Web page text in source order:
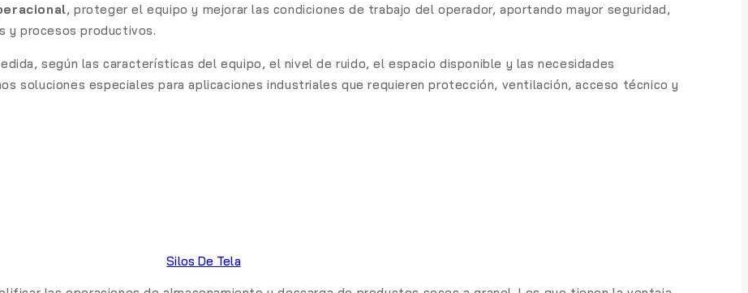
, proteger el equipo y mejorar las condiciones de trabajo del operador, aportando mayor seguridad,
y procesos productivos.
según las características del equipo, el nivel de ruido, el espacio disponible y las necesidades
soluciones especiales para aplicaciones industriales que requieren protección, ventilación, acceso técnico y
Silos De Tela